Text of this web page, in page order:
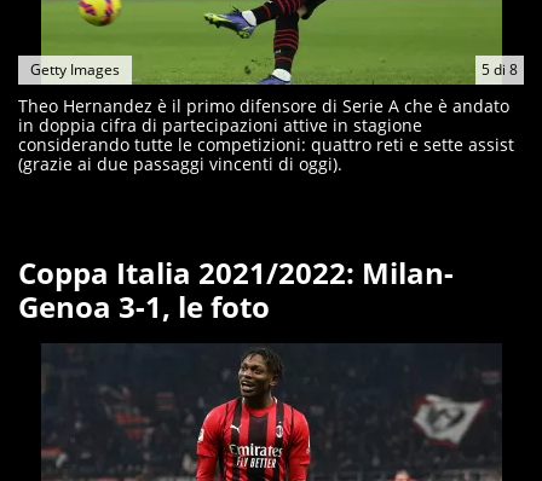
5di 8
Getty Images
Theo Hernandez è il primo difensore di Serie A che è andato
in doppia cifra di partecipazioni attive in stagione
considerando tutte le competizioni: quattro reti e sette assist
(grazie ai due passaggi vincenti di oggi).
Coppa Italia 2021/2022: Milan-
Genoa 3-1, le foto